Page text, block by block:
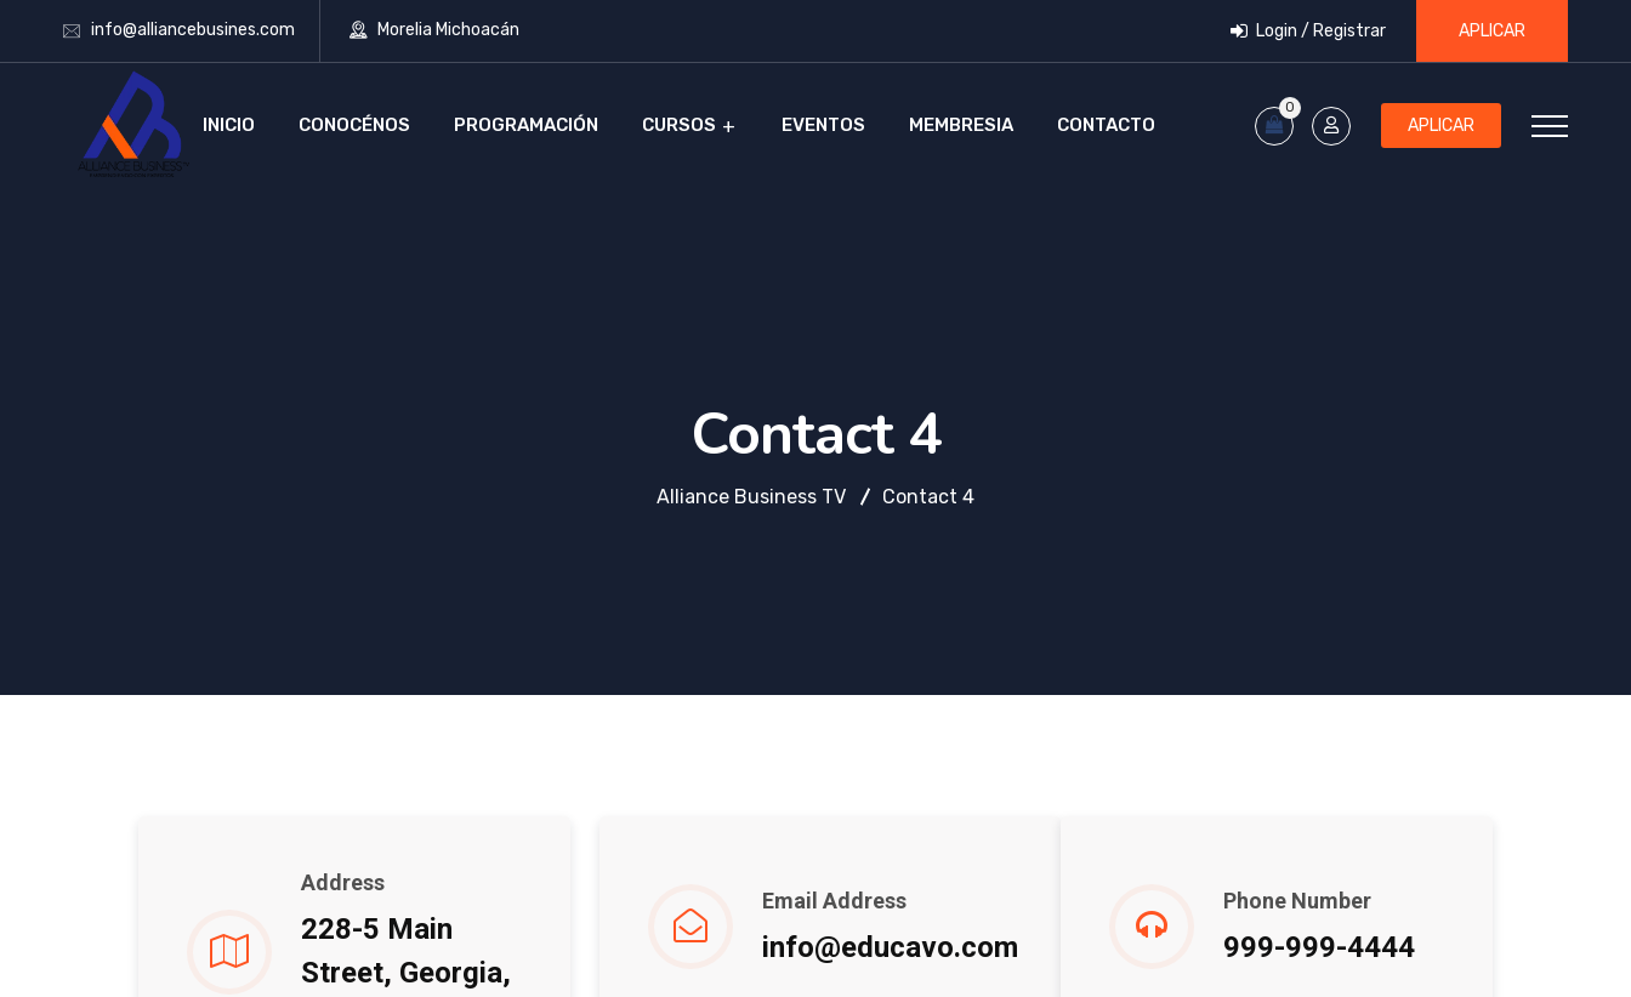
info@alliancebusines.com Morelia Michoacán Login / Registrar APLICAR
INICIO CONOCÉNOS PROGRAMACIÓN CURSOS EVENTOS MEMBRESIA CONTACTO
0
APLICAR
Contact 4
Alliance Business TV Contact 4
Address
228-5 Main
Street, Georgia,
Email Address
info@educavo.com
Phone Number
999-999-4444